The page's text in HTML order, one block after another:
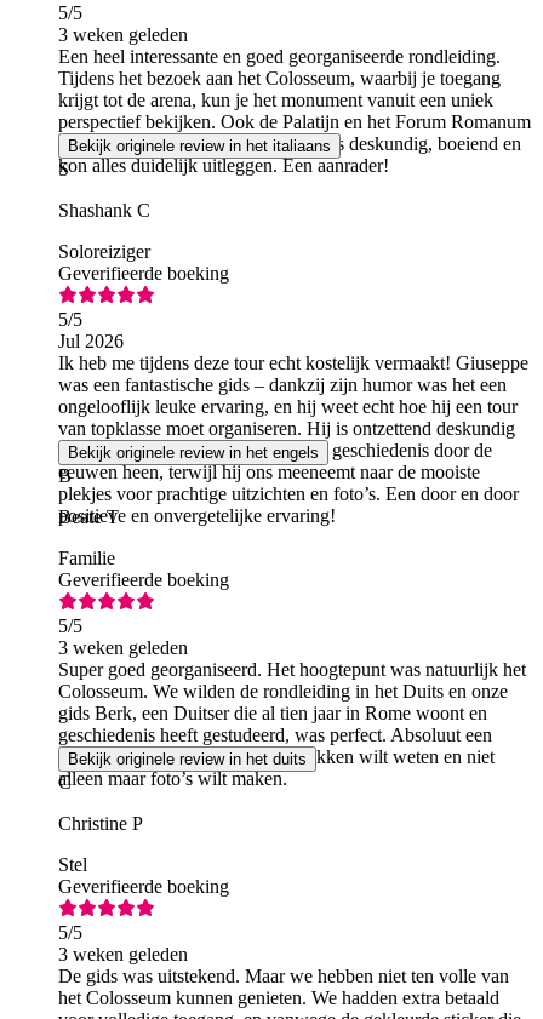
5/5
3 weken geleden
Een heel interessante en goed georganiseerde rondleiding.
Tijdens het bezoek aan het Colosseum, waarbij je toegang
krijgt tot de arena, kun je het monument vanuit een uniek
perspectief bekijken. Ook de Palatijn en het Forum Romanum
zijn erg indrukwekkend. De gids was deskundig, boeiend en
kon alles duidelijk uitleggen. Een aanrader!
Bekijk originele review in het italiaans
S
Shashank C
Soloreiziger
Geverifieerde boeking
5/5
Jul 2026
Ik heb me tijdens deze tour echt kostelijk vermaakt! Giuseppe
was een fantastische gids – dankzij zijn humor was het een
ongelooflijk leuke ervaring, en hij weet echt hoe hij een tour
van topklasse moet organiseren. Hij is ontzettend deskundig
en behandelt op vloeiende wijze de geschiedenis door de
eeuwen heen, terwijl hij ons meeneemt naar de mooiste
plekjes voor prachtige uitzichten en foto’s. Een door en door
positieve en onvergetelijke ervaring!
Bekijk originele review in het engels
B
Beate T
Familie
Geverifieerde boeking
5/5
3 weken geleden
Super goed georganiseerd. Het hoogtepunt was natuurlijk het
Colosseum. We wilden de rondleiding in het Duits en onze
gids Berk, een Duitser die al tien jaar in Rome woont en
geschiedenis heeft gestudeerd, was perfect. Absoluut een
aanrader als je meer over deze plekken wilt weten en niet
alleen maar foto’s wilt maken.
Bekijk originele review in het duits
C
Christine P
Stel
Geverifieerde boeking
5/5
3 weken geleden
De gids was uitstekend. Maar we hebben niet ten volle van
het Colosseum kunnen genieten. We hadden extra betaald